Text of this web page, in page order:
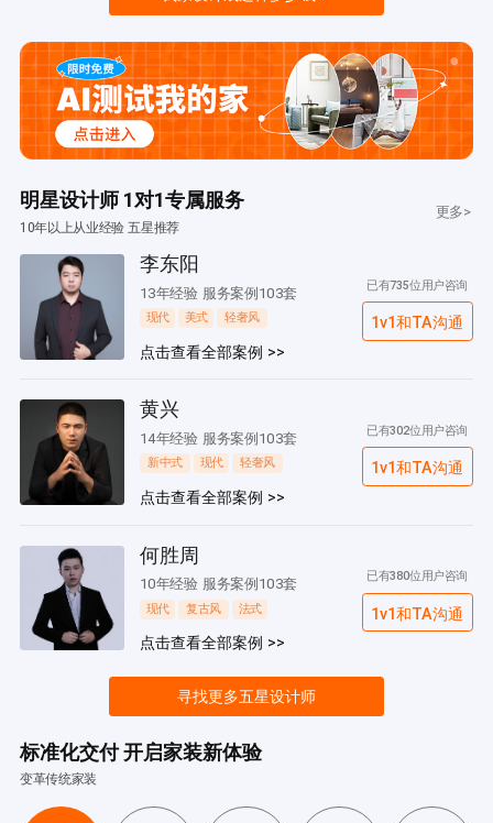
明星设计师 1对1专属服务
10年以上从业经验 五星推荐
更多>
李东阳
13年经验 服务案例103套
现代 美式 轻奢风
点击查看全部案例 >>
已有735位用户咨询
1v1和TA沟通
黄兴
14年经验 服务案例103套
新中式 现代 轻奢风
点击查看全部案例 >>
已有302位用户咨询
1v1和TA沟通
何胜周
10年经验 服务案例103套
现代 复古风 法式
点击查看全部案例 >>
已有380位用户咨询
1v1和TA沟通
寻找更多五星设计师
标准化交付 开启家装新体验
变革传统家装